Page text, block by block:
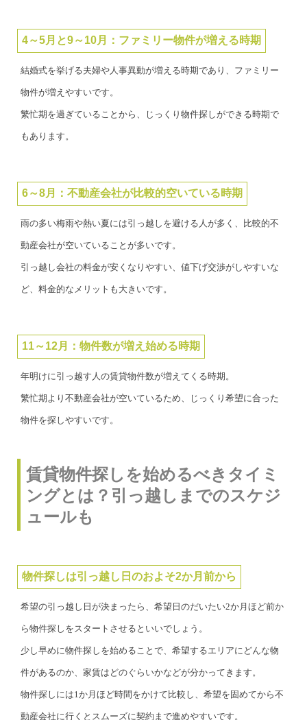
4～5月と9～10月：ファミリー物件が増える時期
結婚式を挙げる夫婦や人事異動が増える時期であり、ファミリー
物件が増えやすいです。
繁忙期を過ぎていることから、じっくり物件探しができる時期で
もあります。
6～8月：不動産会社が比較的空いている時期
雨の多い梅雨や熱い夏には引っ越しを避ける人が多く、比較的不
動産会社が空いていることが多いです。
引っ越し会社の料金が安くなりやすい、値下げ交渉がしやすいな
ど、料金的なメリットも大きいです。
11～12月：物件数が増え始める時期
年明けに引っ越す人の賃貸物件数が増えてくる時期。
繁忙期より不動産会社が空いているため、じっくり希望に合った
物件を探しやすいです。
賃貸物件探しを始めるべきタイミ
ングとは？引っ越しまでのスケジ
ュールも
物件探しは引っ越し日のおよそ2か月前から
希望の引っ越し日が決まったら、希望日のだいたい2か月ほど前か
ら物件探しをスタートさせるといいでしょう。
少し早めに物件探しを始めることで、希望するエリアにどんな物
件があるのか、家賃はどのぐらいかなどが分かってきます。
物件探しには1か月ほど時間をかけて比較し、希望を固めてから不
動産会社に行くとスムーズに契約まで進めやすいです。